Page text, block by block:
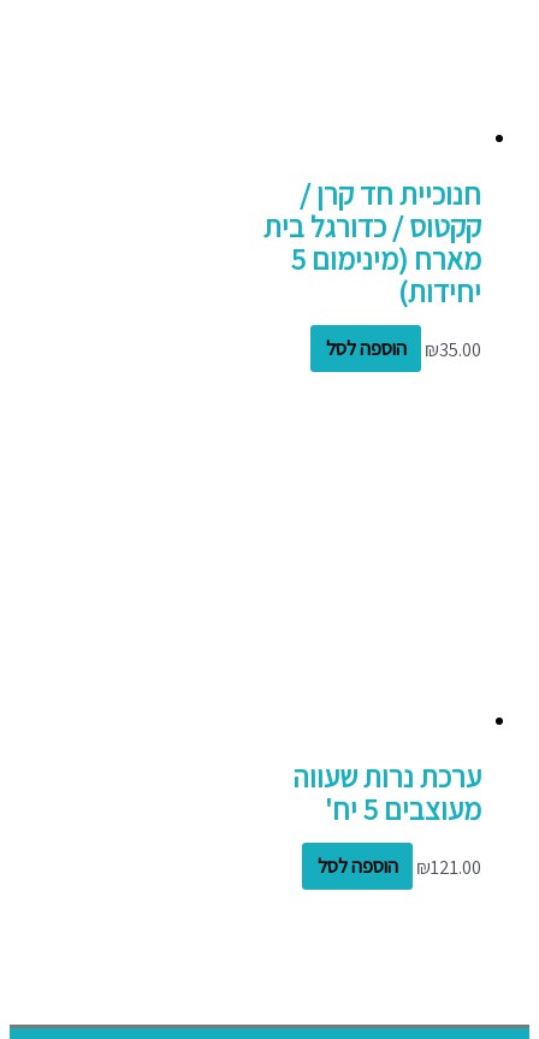
חנוכיית חד קרן /
קקטוס / כדורגל בית
מארח (מינימום 5
יחידות)
₪35.00 הוספה לסל
ערכת נרות שעווה
מעוצבים 5 יח'
₪121.00 הוספה לסל